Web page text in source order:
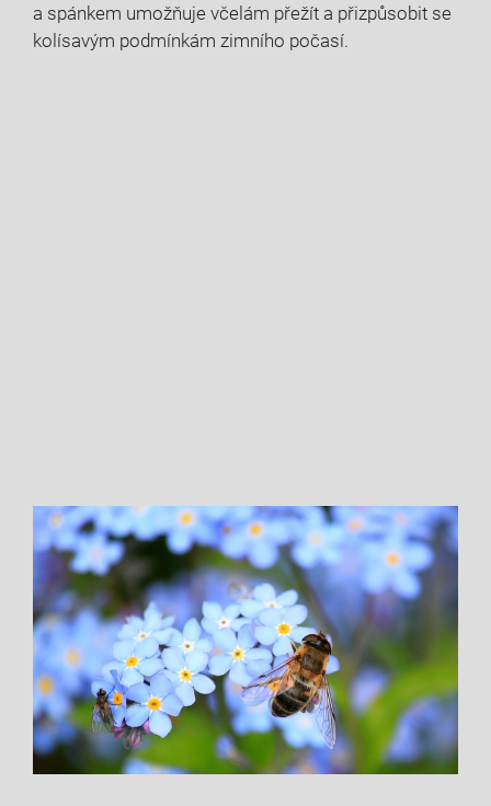
a spánkem umožňuje včelám přežít a přizpůsobit se
kolísavým podmínkám zimního počasí.